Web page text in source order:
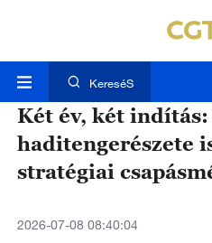
KereséS
Két év, két
haditengerészete
stratégiai
2026-07-08 08:40:04